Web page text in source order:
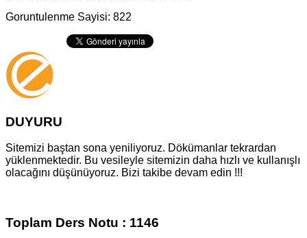
Goruntulenme Sayisi: 822
DUYURU
Sitemizi baştan sona yeniliyoruz. Dökümanlar tekrardan
yüklenmektedir. Bu vesileyle sitemizin daha hızlı ve kullanışlı
olacağını düşünüyoruz. Bizi takibe devam edin !!!
Toplam Ders Notu : 1146